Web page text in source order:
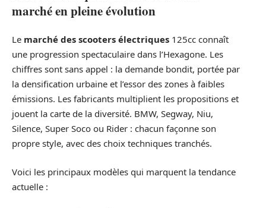
marché en pleine évolution
Le marché des scooters électriques 125cc connaît
une progression spectaculaire dans l’Hexagone. Les
chiffres sont sans appel : la demande bondit, portée par
la densification urbaine et l’essor des zones à faibles
émissions. Les fabricants multiplient les propositions et
jouent la carte de la diversité. BMW, Segway, Niu,
Silence, Super Soco ou Rider : chacun façonne son
propre style, avec des choix techniques tranchés.
Voici les principaux modèles qui marquent la tendance
actuelle :